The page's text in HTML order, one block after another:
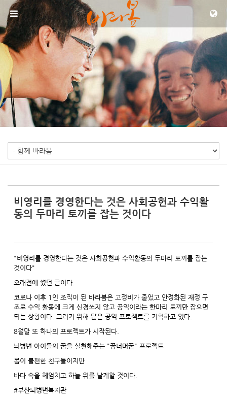
메뉴 건너뛰기
비영리를 경영한다는 것은 사회공헌과 수익활
동의 두마리 토끼를 잡는 것이다
"비영리를 경영한다는 것은 사회공헌과 수익활동의 두마리 토끼를 잡는
것이다"
오래전에 썼던 글이다.
코로나 이후 1인 조직이 된 바라봄은 고정비가 줄었고 안정화된 재정 구
조로 수익 활동에 크게 신경쓰지 않고 공익이라는 한마리 토끼만 잡으면
되는 상황이다. 그러기 위해 많은 공익 프로젝트를 기획하고 있다.
8월말 또 하나의 프로젝트가 시작된다.
뇌병변 아이들의 꿈을 실현해주는 "꿈너머꿈" 프로젝트
몸이 불편한 친구들이지만
바다 속을 헤엄치고 하늘 위를 날게할 것이다.
#부산뇌병변복지관